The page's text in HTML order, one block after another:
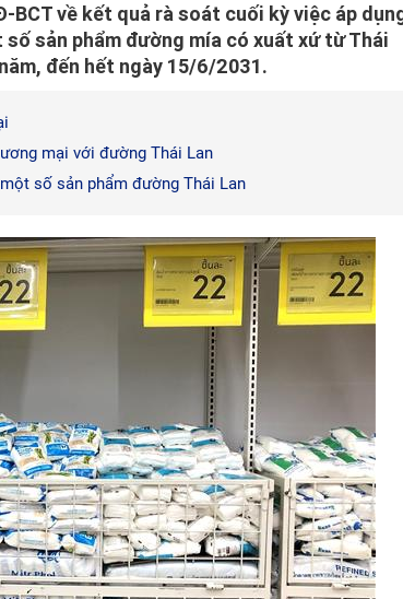
BCT về kết quả rà soát cuối kỳ việc áp
sản phẩm đường mía có xuất xứ từ Thái
đến hết ngày 15/6/2031.
mại với đường Thái Lan
số sản phẩm đường Thái Lan